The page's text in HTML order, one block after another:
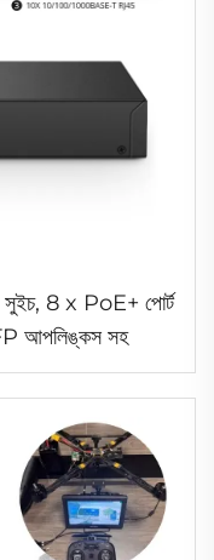
সুইচ, 8 x PoE+ পোর্ট
আপলিঙ্কস সহ